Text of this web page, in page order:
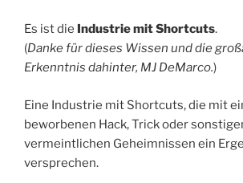
Es ist die Industrie mit Shortcuts.
(Danke für dieses Wissen und die
Erkenntnis dahinter, MJ DeMarco.)
Eine Industrie mit Shortcuts, die mit
beworbenen Hack, Trick oder
vermeintlichen Geheimnissen ein
versprechen.